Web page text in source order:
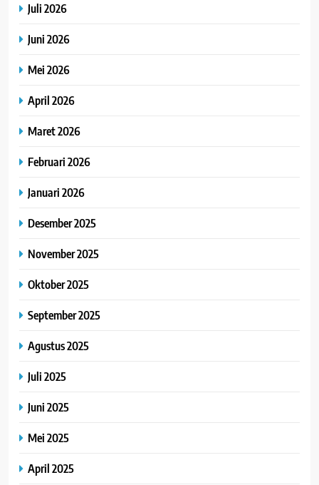
Juli 2026
Juni 2026
Mei 2026
April 2026
Maret 2026
Februari 2026
Januari 2026
Desember 2025
November 2025
Oktober 2025
September 2025
Agustus 2025
Juli 2025
Juni 2025
Mei 2025
April 2025